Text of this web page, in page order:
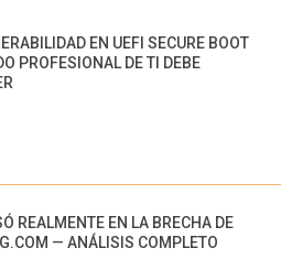
EN UEFI SECURE BOOT
PROFESIONAL DE TI DEBE
REALMENTE EN LA BRECHA DE
— ANÁLISIS COMPLETO